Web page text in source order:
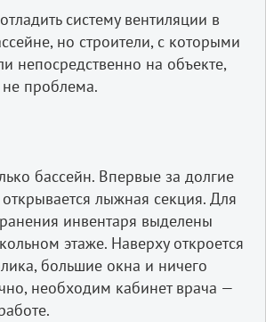
систему вентиляции в
но строители, с которыми
непосредственно на объекте,
не проблема.
бассейн. Впервые за долгие
лыжная секция. Для
инвентаря выделены
этаже. Наверху откроется
большие окна и ничего
необходим кабинет врача —